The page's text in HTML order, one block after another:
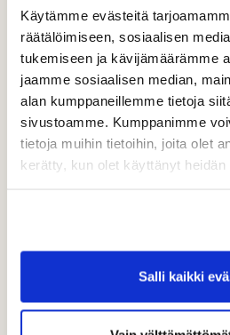
Käytämme evästeitä
räätälöimiseen, sosiaalisen
tukemiseen ja kävijämäärämme
jaamme sosiaalisen median,
alan kumppaneillemme tietoja
sivustoamme. Kumppanimme
tietoja muihin tietoihin, joita olet
kerätty, kun olet käyttänyt heidän
Salli kaikki